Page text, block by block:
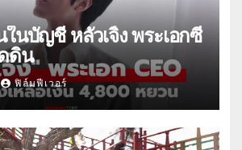
ในบัญชี หลัวเจิ้ง พระเอกซี
ดิน
ฟิล์มฟีเวอร์